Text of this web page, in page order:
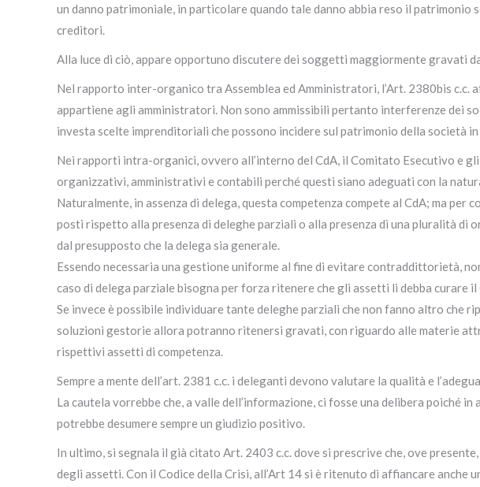
un danno patrimoniale, in particolare quando tale danno abbia reso il
creditori.
Alla luce di ciò, appare opportuno discutere dei soggetti maggiormente gravati
Nel rapporto inter-organico tra Assemblea ed Amministratori, l’Art. 2380bis c.c.
appartiene agli amministratori. Non sono ammissibili pertanto interferenze dei
investa scelte imprenditoriali che possono incidere sul patrimonio della società
Nei rapporti intra-organici, ovvero all’interno del CdA, il Comitato Esecutivo e
organizzativi, amministrativi e contabili perché questi siano adeguati con la
Naturalmente, in assenza di delega, questa competenza compete al CdA; ma per
posti rispetto alla presenza di deleghe parziali o alla presenza di una pluralità di
dal presupposto che la delega sia generale.
Essendo necessaria una gestione uniforme al fine di evitare contraddittorietà,
caso di delega parziale bisogna per forza ritenere che gli assetti li debba curare il
Se invece è possibile individuare tante deleghe parziali che non fanno altro che
soluzioni gestorie allora potranno ritenersi gravati, con riguardo alle materie
rispettivi assetti di competenza.
Sempre a mente dell’art. 2381 c.c. i deleganti devono valutare la qualità e
La cautela vorrebbe che, a valle dell’informazione, ci fosse una delibera poiché
potrebbe desumere sempre un giudizio positivo.
In ultimo, si segnala il già citato Art. 2403 c.c. dove si prescrive che, ove
degli assetti. Con il Codice della Crisi, all’Art 14 si è ritenuto di affiancare anche